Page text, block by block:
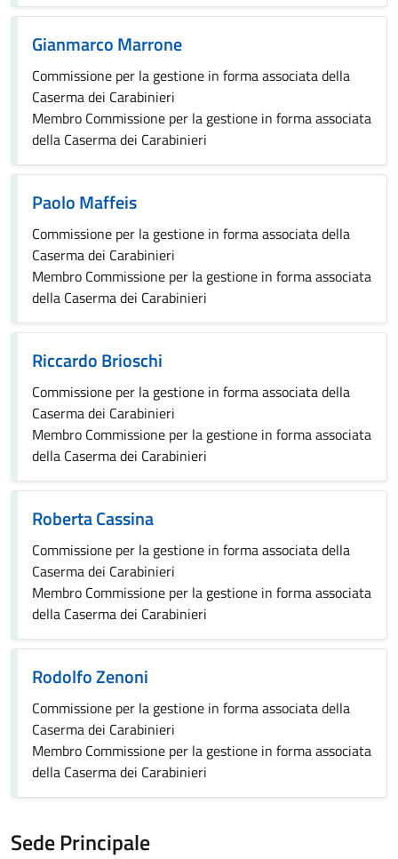
Gianmarco Marrone
Commissione per la gestione in forma associata della
Caserma dei Carabinieri
Membro Commissione per la gestione in forma associata
della Caserma dei Carabinieri
Paolo Maffeis
Commissione per la gestione in forma associata della
Caserma dei Carabinieri
Membro Commissione per la gestione in forma associata
della Caserma dei Carabinieri
Riccardo Brioschi
Commissione per la gestione in forma associata della
Caserma dei Carabinieri
Membro Commissione per la gestione in forma associata
della Caserma dei Carabinieri
Roberta Cassina
Commissione per la gestione in forma associata della
Caserma dei Carabinieri
Membro Commissione per la gestione in forma associata
della Caserma dei Carabinieri
Rodolfo Zenoni
Commissione per la gestione in forma associata della
Caserma dei Carabinieri
Membro Commissione per la gestione in forma associata
della Caserma dei Carabinieri
Sede Principale